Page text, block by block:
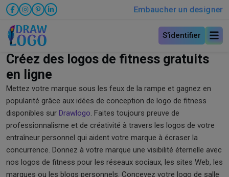
Embaucher un designer
S'identifier
Créez des logos de fitness gratuits
en ligne
Mettez votre marque sous les feux de la rampe et gagnez en
popularité grâce aux idées de conception de logo de fitness
disponibles sur Drawlogo. Faites toujours preuve de
professionnalisme et de créativité à travers les logos de votre
entraîneur personnel qui aident votre marque à écraser la
concurrence. Donnez à votre marque une visibilité éternelle avec
nos logos de fitness pour les réseaux sociaux, les sites Web, les
marques ou les blogs personnels. Concevez votre logo de salle